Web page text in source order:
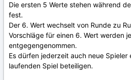
Die ersten 5 Werte stehen während
fest.
Der 6. Wert wechselt von Runde zu
Vorschläge für einen 6. Wert werden
entgegengenommen.
Es dürfen jederzeit auch neue Spieler
laufenden Spiel beteiligen.